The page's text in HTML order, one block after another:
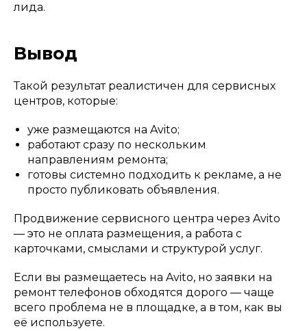
лида.
Вывод
Такой результат реалистичен для сервисных
центров, которые:
уже размещаются на Avito;
работают сразу по нескольким
направлениям ремонта;
готовы системно подходить к рекламе, а не
просто публиковать объявления.
Продвижение сервисного центра через Avito
— это не оплата размещения, а работа с
карточками, смыслами и структурой услуг.
Если вы размещаетесь на Avito, но заявки на
ремонт телефонов обходятся дорого — чаще
всего проблема не в площадке, а в том, как вы
её используете.